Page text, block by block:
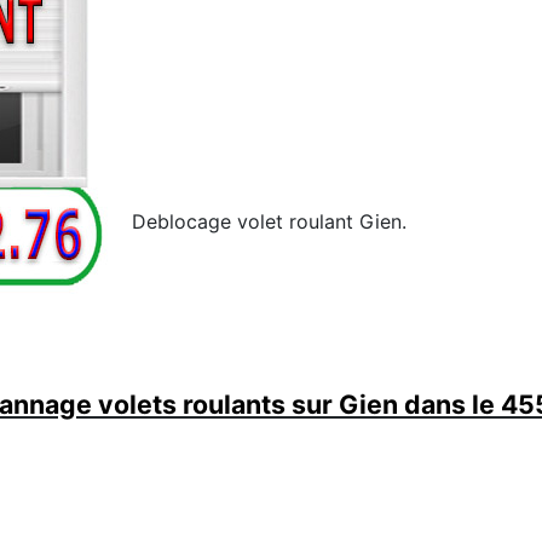
Deblocage volet roulant Gien.
volets roulants sur Gien dans le